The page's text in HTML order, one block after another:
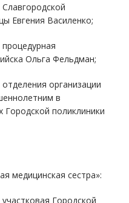
Евгения Василенко;
Ольга Фельдман;
организации
в
Городской поликлиники
медицинская сестра»:
Городской